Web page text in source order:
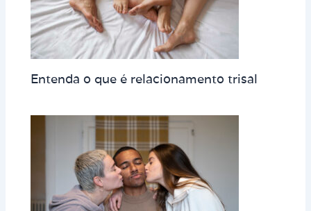
Entenda o que é relacionamento trisal